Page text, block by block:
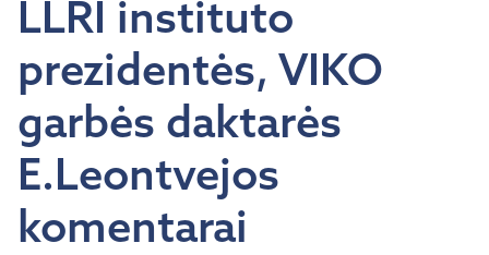
LLRI instituto
prezidentės, VIKO
garbės daktarės
E.Leontvejos
komentarai